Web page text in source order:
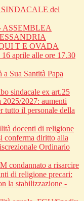
del
ASSEMBLEA
T E OVADA
aprile alle ore 17.30
Sua Santità Papa
sindacale ex art.25
2027: aumenti
tutto il personale della
docenti di religione
conferma diritto alla
Ordinario
condannato a risarcire
di religione precari:
la stabilizzazione -